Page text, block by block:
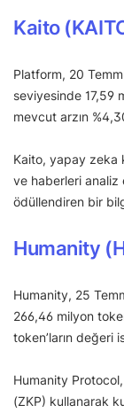
Kaito
Platform, 20
seviyesinde 17,59
mevcut arzın
Kaito, yapay zeka
ve haberleri analiz
ödüllendiren bir
Humanity
Humanity, 25
266,46 milyon
token’ların değeri
Humanity
(ZKP) kullanarak